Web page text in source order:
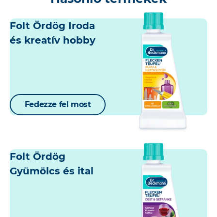
Folt Ördög Iroda
és kreatív hobby
Fedezze fel most
Folt Ördög
Gyümölcs és ital